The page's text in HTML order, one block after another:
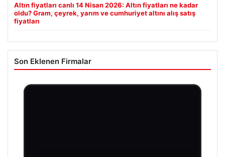
Altın fiyatları canlı 14 Nisan 2026: Altın fiyatları ne kadar
oldu? Gram, çeyrek, yarım ve cumhuriyet altını alış satış
fiyatları
Son Eklenen Firmalar